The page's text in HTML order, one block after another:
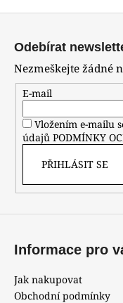
Odebírat
Nezmeškejte žádné
E-mail
Vložením e-mailu
údajů PODMÍNKY
PŘIHLÁSIT SE
Informace pro
Jak nakupovat
Obchodní podmínky